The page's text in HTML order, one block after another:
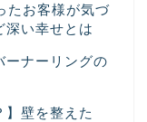
たお客様が気づ
深い幸せとは
ーナーリングの
】壁を整えた